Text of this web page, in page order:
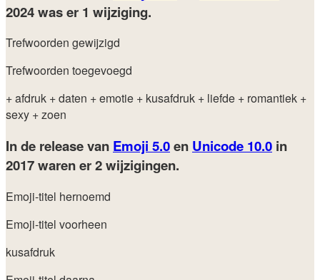
2024was er 1 wijziging.
Trefwoorden gewijzigd
Trefwoorden toegevoegd
+ afdruk + daten + emotie + kusafdruk + liefde + romantiek +
sexy + zoen
In de release van Emoji 5.0en Unicode 10.0 in
2017waren er 2 wijzigingen.
Emoji-titel hernoemd
Emoji-titel voorheen
kusafdruk